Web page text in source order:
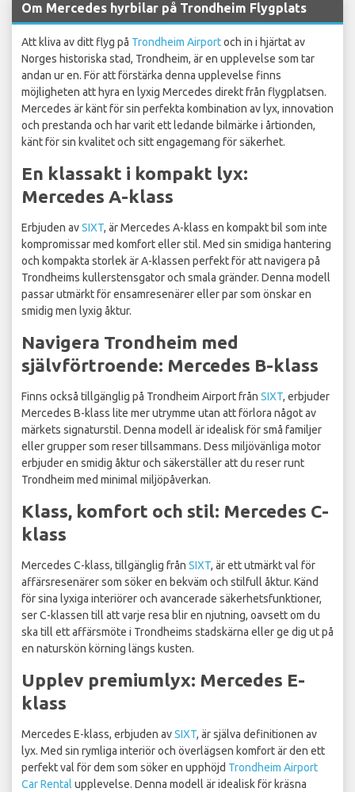
Om Mercedes hyrbilar på Trondheim Flygplats
Att kliva av ditt flyg på Trondheim Airportoch in i hjärtat av
Norges historiska stad, Trondheim, är en upplevelse som tar
andan ur en. För att förstärka denna upplevelse finns
möjligheten att hyra en lyxig Mercedes direkt från flygplatsen.
Mercedes är känt för sin perfekta kombination av lyx, innovation
och prestanda och har varit ett ledande bilmärke i årtionden,
känt för sin kvalitet och sitt engagemang för säkerhet.
En klassakt i kompakt lyx:
Mercedes A-klass
Erbjuden avSIXT, är Mercedes A-klass en kompakt bil som inte
kompromissar med komfort eller stil. Med sin smidiga hantering
och kompakta storlek är A-klassen perfekt för att navigera på
Trondheims kullerstensgator och smala gränder. Denna modell
passar utmärkt för ensamresenärer eller par som önskar en
smidig men lyxig åktur.
Navigera Trondheim med
självförtroende: Mercedes B-klass
Finns också tillgänglig på Trondheim Airport från SIXT, erbjuder
Mercedes B-klass lite mer utrymme utan att förlora något av
märkets signaturstil. Denna modell är idealisk för små familjer
eller grupper som reser tillsammans. Dess miljövänliga motor
erbjuder en smidig åktur och säkerställer att du reser runt
Trondheim med minimal miljöpåverkan.
Klass, komfort och stil: Mercedes C-
klass
Mercedes C-klass, tillgänglig från SIXT, är ett utmärkt val för
affärsresenärer som söker en bekväm och stilfull åktur. Känd
för sina lyxiga interiörer och avancerade säkerhetsfunktioner,
ser C-klassen till att varje resa blir en njutning, oavsett om du
ska till ett affärsmöte i Trondheims stadskärna eller ge dig ut på
en naturskön körning längs kusten.
Upplev premiumlyx: Mercedes E-
klass
Mercedes E-klass, erbjuden avSIXT, är själva definitionen av
lyx. Med sin rymliga interiör och överlägsen komfort är den ett
perfekt val för dem som söker en upphöjd Trondheim Airport
Car Rental upplevelse. Denna modell är idealisk för kräsna